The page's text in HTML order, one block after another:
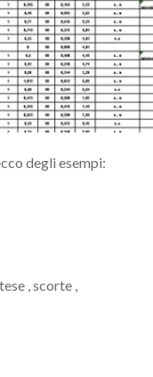
degli esempi:
, scorte ,